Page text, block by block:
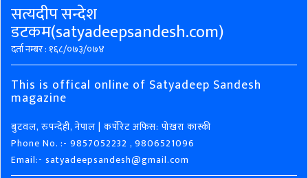
सत्यदीप सन्देश
डटकम(satyadeepsandesh.com)
दर्ता नम्बर : १६८/०७३/०७४
This is offical online of Satyadeep Sandesh
magazine
बुटवल, रुपन्देही, नेपाल | कर्पोरेट अफिस: पोखरा कास्की
Phone No. :- 9857052232 , 9806521096
Email:- satyadeepsandesh@gmail.com